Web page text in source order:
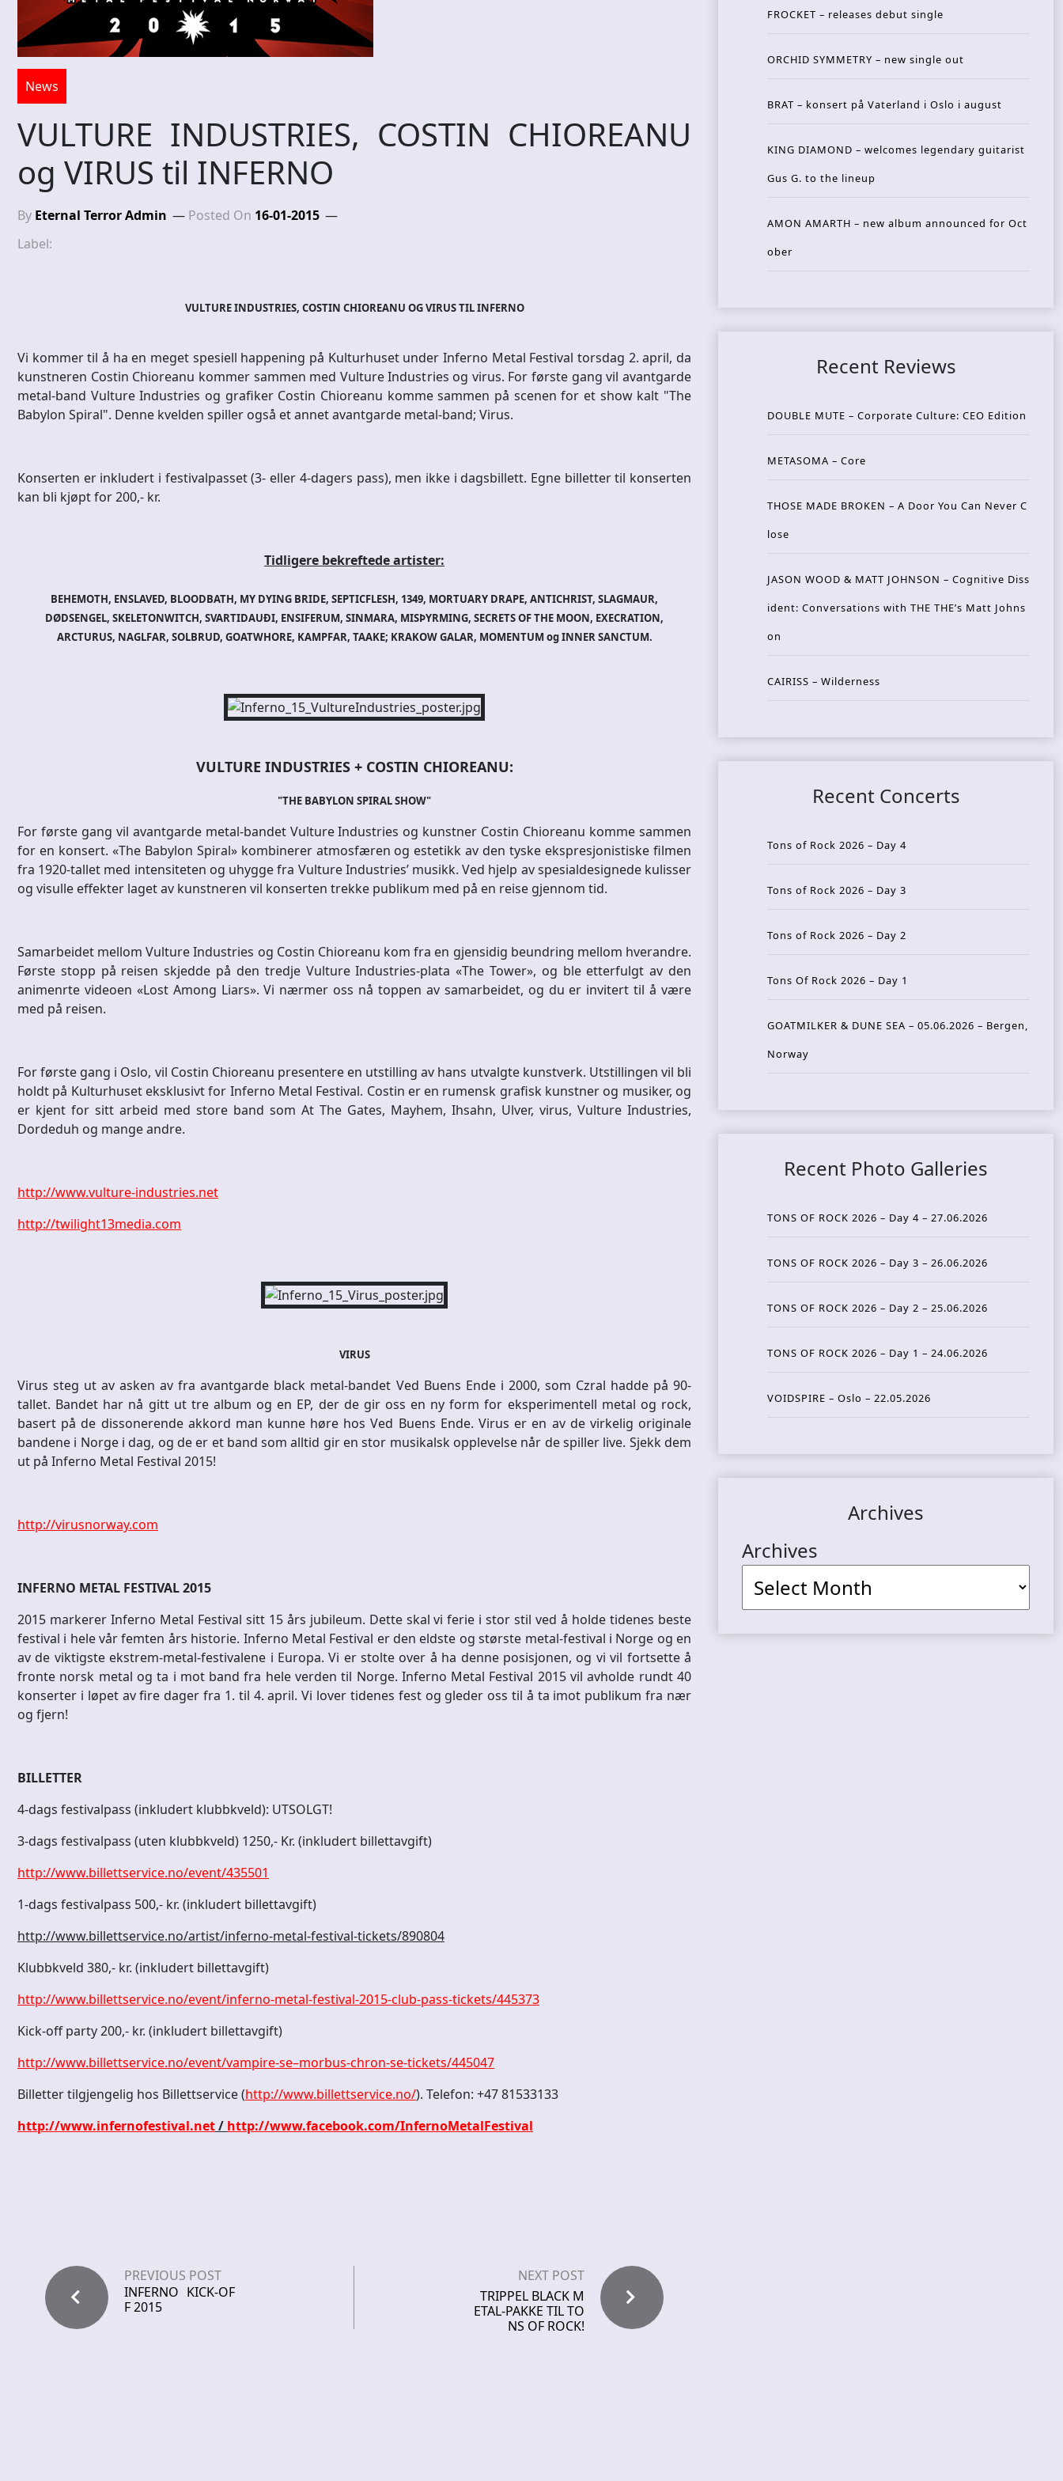
News
VULTURE INDUSTRIES, COSTIN CHIOREANU
og VIRUS til INFERNO
By Eternal Terror Admin Posted On 16-01-2015
Label:
VULTURE INDUSTRIES, COSTIN CHIOREANU OG VIRUS TIL INFERNO
Vi kommer til å ha en meget spesiell happening på Kulturhuset under Inferno Metal Festival torsdag 2. april, da
kunstneren Costin Chioreanu kommer sammen med Vulture Industries og virus. For første gang vil avantgarde
metal-band Vulture Industries og grafiker Costin Chioreanu komme sammen på scenen for et show kalt "The
Babylon Spiral". Denne kvelden spiller også et annet avantgarde metal-band; Virus.
Konserten er inkludert i festivalpasset (3- eller 4-dagers pass), men ikke i dagsbillett. Egne billetter til konserten
kan bli kjøpt for 200,- kr.
Tidligere bekreftede artister:
BEHEMOTH, ENSLAVED, BLOODBATH, MY DYING BRIDE, SEPTICFLESH, 1349, MORTUARY DRAPE, ANTICHRIST, SLAGMAUR,
DØDSENGEL, SKELETONWITCH, SVARTIDAUÐI, ENSIFERUM, SINMARA, MISÞYRMING, SECRETS OF THE MOON, EXECRATION,
ARCTURUS, NAGLFAR, SOLBRUD, GOATWHORE, KAMPFAR, TAAKE; KRAKOW GALAR, MOMENTUM og INNER SANCTUM.
VULTURE INDUSTRIES + COSTIN CHIOREANU:
"THE BABYLON SPIRAL SHOW"
For første gang vil avantgarde metal-bandet Vulture Industries og kunstner Costin Chioreanu komme sammen
for en konsert. «The Babylon Spiral» kombinerer atmosfæren og estetikk av den tyske ekspresjonistiske filmen
fra 1920-tallet med intensiteten og uhygge fra Vulture Industries’ musikk. Ved hjelp av spesialdesignede kulisser
og visulle effekter laget av kunstneren vil konserten trekke publikum med på en reise gjennom tid.
Samarbeidet mellom Vulture Industries og Costin Chioreanu kom fra en gjensidig beundring mellom hverandre.
Første stopp på reisen skjedde på den tredje Vulture Industries-plata «The Tower», og ble etterfulgt av den
animenrte videoen «Lost Among Liars». Vi nærmer oss nå toppen av samarbeidet, og du er invitert til å være
med på reisen.
For første gang i Oslo, vil Costin Chioreanu presentere en utstilling av hans utvalgte kunstverk. Utstillingen vil bli
holdt på Kulturhuset eksklusivt for Inferno Metal Festival. Costin er en rumensk grafisk kunstner og musiker, og
er kjent for sitt arbeid med store band som At The Gates, Mayhem, Ihsahn, Ulver, virus, Vulture Industries,
Dordeduh og mange andre.
http://www.vulture-industries.net
http://twilight13media.com
VIRUS
Virus steg ut av asken av fra avantgarde black metal-bandet Ved Buens Ende i 2000, som Czral hadde på 90-
tallet. Bandet har nå gitt ut tre album og en EP, der de gir oss en ny form for eksperimentell metal og rock,
basert på de dissonerende akkord man kunne høre hos Ved Buens Ende. Virus er en av de virkelig originale
bandene i Norge i dag, og de er et band som alltid gir en stor musikalsk opplevelse når de spiller live. Sjekk dem
ut på Inferno Metal Festival 2015!
http://virusnorway.com
INFERNO METAL FESTIVAL 2015
2015 markerer Inferno Metal Festival sitt 15 års jubileum. Dette skal vi ferie i stor stil ved å holde tidenes beste
festival i hele vår femten års historie. Inferno Metal Festival er den eldste og største metal-festival i Norge og en
av de viktigste ekstrem-metal-festivalene i Europa. Vi er stolte over å ha denne posisjonen, og vi vil fortsette å
fronte norsk metal og ta i mot band fra hele verden til Norge. Inferno Metal Festival 2015 vil avholde rundt 40
konserter i løpet av fire dager fra 1. til 4. april. Vi lover tidenes fest og gleder oss til å ta imot publikum fra nær
og fjern!
BILLETTER
4-dags festivalpass (inkludert klubbkveld): UTSOLGT!
3-dags festivalpass (uten klubbkveld) 1250,- Kr. (inkludert billettavgift)
http://www.billettservice.no/event/435501
1-dags festivalpass 500,- kr. (inkludert billettavgift)
http://www.billettservice.no/artist/inferno-metal-festival-tickets/890804
Klubbkveld 380,- kr. (inkludert billettavgift)
http://www.billettservice.no/event/inferno-metal-festival-2015-club-pass-tickets/445373
Kick-off party 200,- kr. (inkludert billettavgift)
http://www.billettservice.no/event/vampire-se–morbus-chron-se-tickets/445047
Billetter tilgjengelig hos Billettservice (http://www.billettservice.no/). Telefon: +47 81533133
http://www.infernofestival.net/ http://www.facebook.com/InfernoMetalFestival
PREVIOUS POST
INFERNO KICK-OF
F 2015
NEXT POST
TRIPPEL BLACK M
ETAL-PAKKE TIL TO
NS OF ROCK!
FROCKET – releases debut single
ORCHID SYMMETRY – new single out
BRAT – konsert på Vaterland i Oslo i august
KING DIAMOND – welcomes legendary guitarist
Gus G. to the lineup
AMON AMARTH – new album announced for Oct
ober
Recent Reviews
DOUBLE MUTE – Corporate Culture: CEO Edition
METASOMA – Core
THOSE MADE BROKEN – A Door You Can Never C
lose
JASON WOOD & MATT JOHNSON – Cognitive Diss
ident: Conversations with THE THE’s Matt Johns
on
CAIRISS – Wilderness
Recent Concerts
Tons of Rock 2026 – Day 4
Tons of Rock 2026 – Day 3
Tons of Rock 2026 – Day 2
Tons Of Rock 2026 – Day 1
GOATMILKER & DUNE SEA – 05.06.2026 – Bergen,
Norway
Recent Photo Galleries
TONS OF ROCK 2026 – Day 4 – 27.06.2026
TONS OF ROCK 2026 – Day 3 – 26.06.2026
TONS OF ROCK 2026 – Day 2 – 25.06.2026
TONS OF ROCK 2026 – Day 1 – 24.06.2026
VOIDSPIRE – Oslo – 22.05.2026
Archives
Archives